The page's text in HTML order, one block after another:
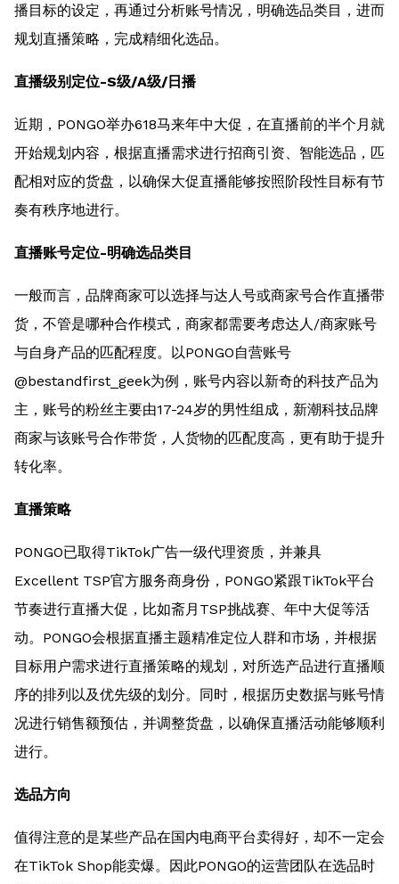
播目标的设定，再通过分析账号情况，明确选品类目，进而
规划直播策略，完成精细化选品。
直播级别定位-S级/A级/日播
近期，PONGO举办618马来年中大促，在直播前的半个月就
开始规划内容，根据直播需求进行招商引资、智能选品，匹
配相对应的货盘，以确保大促直播能够按照阶段性目标有节
奏有秩序地进行。
直播账号定位-明确选品类目
一般而言，品牌商家可以选择与达人号或商家号合作直播带
货，不管是哪种合作模式，商家都需要考虑达人/商家账号
与自身产品的匹配程度。以PONGO自营账号
@bestandfirst_geek为例，账号内容以新奇的科技产品为
主，账号的粉丝主要由17-24岁的男性组成，新潮科技品牌
商家与该账号合作带货，人货物的匹配度高，更有助于提升
转化率。
直播策略
PONGO已取得TikTok广告一级代理资质，并兼具
Excellent TSP官方服务商身份，PONGO紧跟TikTok平台
节奏进行直播大促，比如斋月TSP挑战赛、年中大促等活
动。PONGO会根据直播主题精准定位人群和市场，并根据
目标用户需求进行直播策略的规划，对所选产品进行直播顺
序的排列以及优先级的划分。同时，根据历史数据与账号情
况进行销售额预估，并调整货盘，以确保直播活动能够顺利
进行。
选品方向
值得注意的是某些产品在国内电商平台卖得好，却不一定会
在TikTok Shop能卖爆。因此PONGO的运营团队在选品时